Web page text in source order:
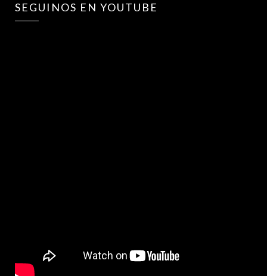
SEGUINOS EN YOUTUBE